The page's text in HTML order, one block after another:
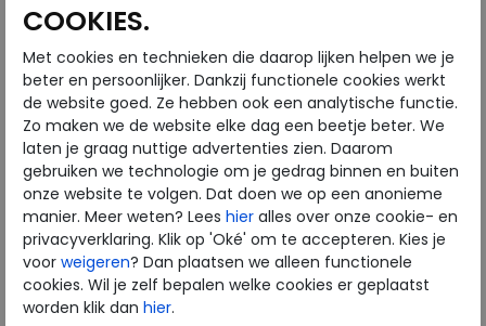
Gabor
Piedi Nudi
Pikolinos
Solidus
Think
Waldlaufer
Westland
Wolky
Herenschoenen
Australian
Birkenstock
Clarks
COOKIES.
Met cookies en technieken die daarop lijken helpen we je
beter en persoonlijker. Dankzij functionele cookies werkt
de website goed. Ze hebben ook een analytische functie.
Zo maken we de website elke dag een beetje beter. We
laten je graag nuttige advertenties zien. Daarom
gebruiken we technologie om je gedrag binnen en buiten
onze website te volgen. Dat doen we op een anonieme
manier. Meer weten? Lees hier alles over onze cookie- en
privacyverklaring. Klik op 'Oké' om te accepteren. Kies je
voor weigeren? Dan plaatsen we alleen functionele
cookies. Wil je zelf bepalen welke cookies er geplaatst
worden klik dan hier.